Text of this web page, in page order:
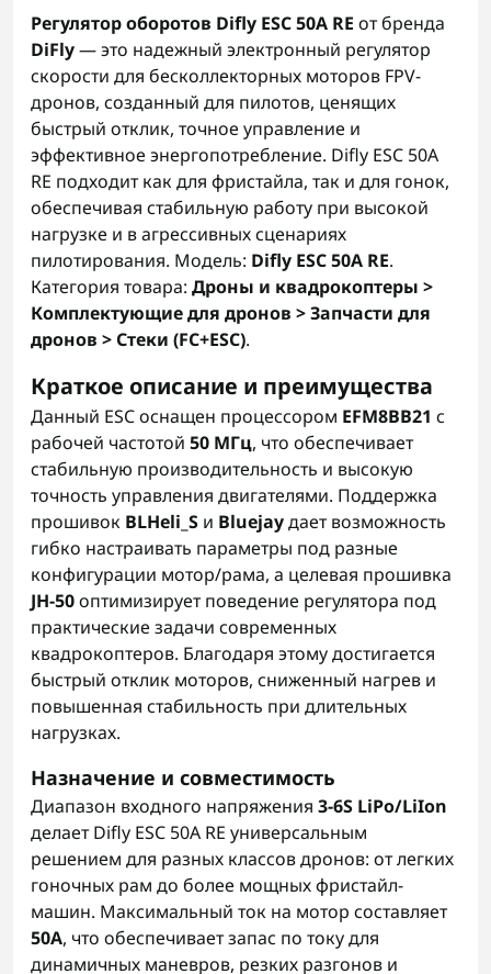
Регулятор оборотов Difly ESC 50A RE от бренда
DiFly— это надежный электронный регулятор
скорости для бесколлекторных моторов FPV-
дронов, созданный для пилотов, ценящих
быстрый отклик, точное управление и
эффективное энергопотребление. Difly ESC 50A
RE подходит как для фристайла, так и для гонок,
обеспечивая стабильную работу при высокой
нагрузке и в агрессивных сценариях
пилотирования. Модель: Difly ESC 50A RE.
Категория товара: Дроны и квадрокоптеры >
Комплектующие для дронов > Запчасти для
дронов > Стеки (FC+ESC).
Краткое описание и преимущества
Данный ESC оснащен процессором EFM8BB21 с
рабочей частотой 50 МГц, что обеспечивает
стабильную производительность и высокую
точность управления двигателями. Поддержка
прошивок BLHeli_S и Bluejayдает возможность
гибко настраивать параметры под разные
конфигурации мотор/рама, а целевая прошивка
JH-50оптимизирует поведение регулятора под
практические задачи современных
квадрокоптеров. Благодаря этому достигается
быстрый отклик моторов, сниженный нагрев и
повышенная стабильность при длительных
нагрузках.
Назначение и совместимость
Диапазон входного напряжения 3-6S LiPo/LiIon
делает Difly ESC 50A RE универсальным
решением для разных классов дронов: от легких
гоночных рам до более мощных фристайл-
машин. Максимальный ток на мотор составляет
50А, что обеспечивает запас по току для
динамичных маневров, резких разгонов и